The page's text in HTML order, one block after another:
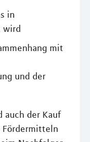
in
wird
mit
und der
auch der Kauf